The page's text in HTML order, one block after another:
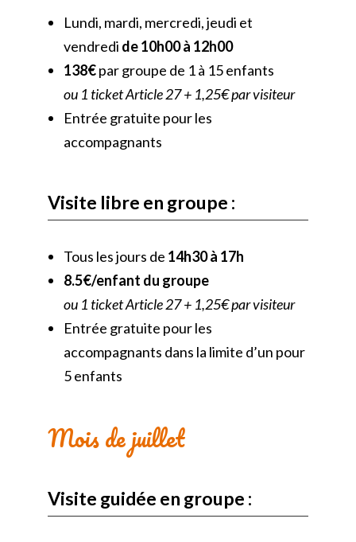
Lundi, mardi, mercredi, jeudi et
vendredi de 10h00 à 12h00
138€par groupe de 1 à 15 enfants
ou 1 ticket Article 27 + 1,25€ par visiteur
Entrée gratuite pour les
accompagnants
Visite libre en groupe :
Tous les jours de 14h30 à 17h
8.5€/enfant du groupe
ou 1 ticket Article 27 + 1,25€ par visiteur
Entrée gratuite pour les
accompagnants dans la limite d’un pour
5 enfants
Mois de juillet
Visite guidée en groupe :